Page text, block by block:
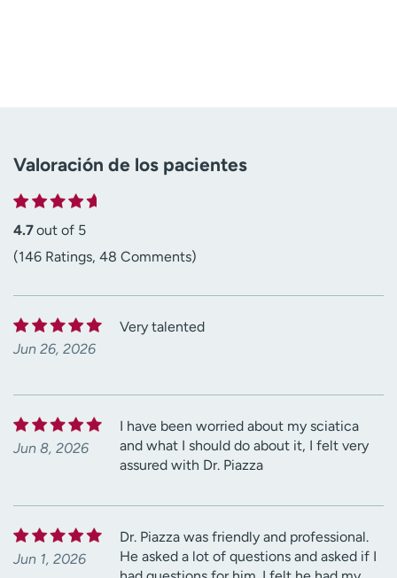
Valoración de los pacientes
4.7out of 5
(146 Ratings, 48 Comments)
Jun 26, 2026
Very talented
Jun 8, 2026
I have been worried about my sciatica
and what I should do about it, I felt very
assured with Dr. Piazza
Jun 1, 2026
Dr. Piazza was friendly and professional.
He asked a lot of questions and asked if I